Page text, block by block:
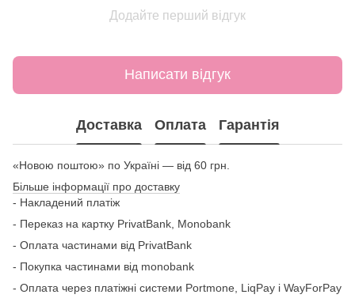
Додайте перший відгук
Написати відгук
Доставка Оплата Гарантія
«Новою поштою» по Україні — від 60 грн.
Більше інформації про доставку
- Накладений платіж
- Переказ на картку PrivatBank, Monobank
- Оплата частинами від PrivatBank
- Покупка частинами від monobank
- Оплата через платіжні системи Portmone, LiqPay і WayForPay